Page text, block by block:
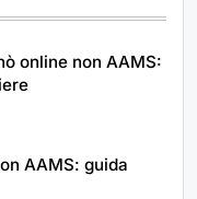
online non AAMS:
AAMS: guida